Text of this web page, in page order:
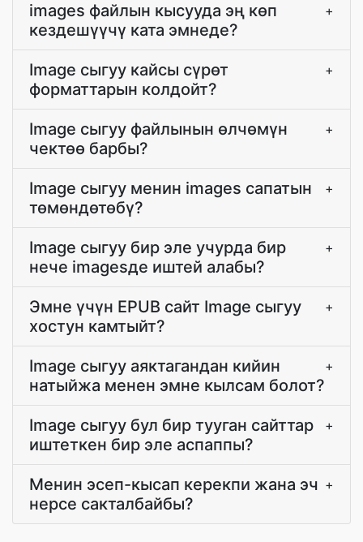
images файлын кысууда эң көп
кездешүүчү ката эмнеде?
+
Image сыгуу кайсы сүрөт
форматтарын колдойт?
+
Image сыгуу файлынын өлчөмүн
чектөө барбы?
+
Image сыгуу менин images сапатын
төмөндөтөбү?
+
Image сыгуу бир эле учурда бир
нече imagesде иштей алабы?
+
Эмне үчүн EPUB сайт Image сыгуу
хостун камтыйт?
+
Image сыгуу аяктагандан кийин
натыйжа менен эмне кылсам болот?
+
Image сыгуу бул бир тууган сайттар
иштеткен бир эле аспаппы?
+
Менин эсеп-кысап керекпи жана эч
нерсе сакталбайбы?
+